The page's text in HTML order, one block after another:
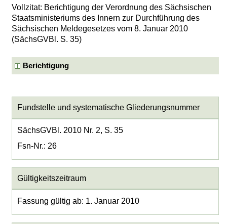
Vollzitat: Berichtigung der Verordnung des Sächsischen
Staatsministeriums des Innern zur Durchführung des
Sächsischen Meldegesetzes vom 8. Januar 2010
(SächsGVBl. S. 35)
Berichtigung
Fundstelle und systematische Gliederungsnummer
SächsGVBl. 2010 Nr. 2, S. 35
Fsn-Nr.: 26
Gültigkeitszeitraum
Fassung gültig ab: 1. Januar 2010